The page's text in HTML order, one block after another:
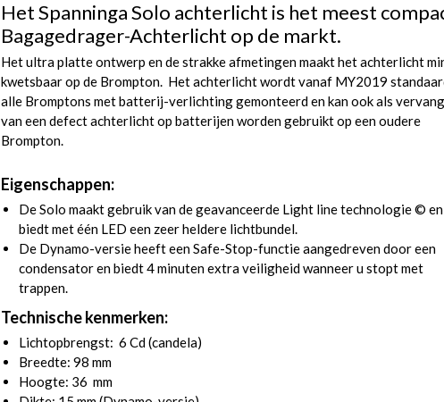
Het Spanninga Solo achterlicht is het meest
Bagagedrager-Achterlicht op de markt.
Het ultra platte ontwerp en de strakke afmetingen maakt het achterlicht
kwetsbaar op de Brompton. Het achterlicht wordt vanaf MY2019
alle Bromptons met batterij-verlichting gemonteerd en kan ook als
van een defect achterlicht op batterijen worden gebruikt op een oudere
Brompton.
Eigenschappen:
De Solo maakt gebruik van de geavanceerde Light line technologie © en
biedt met één LED een zeer heldere lichtbundel.
De Dynamo-versie heeft een Safe-Stop-functie aangedreven door een
condensator en biedt 4 minuten extra veiligheid wanneer u stopt met
trappen.
Technische kenmerken:
Lichtopbrengst: 6 Cd (candela)
Breedte: 98 mm
Hoogte: 36 mm